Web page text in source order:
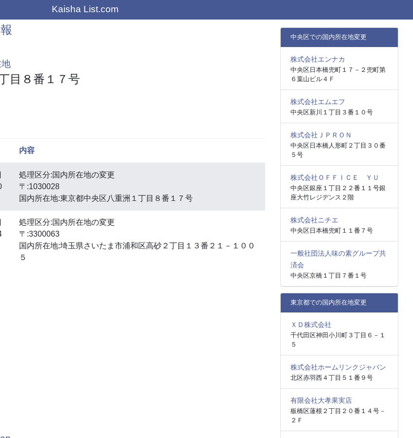
Kaisha List.com
目８番１７号
内容
処理区分:国内所在地の変更
〒:1030028
国内所在地:東京都中央区八重洲１丁目８番１７号
処理区分:国内所在地の変更
〒:3300063
国内所在地:埼玉県さいたま市浦和区高砂２丁目１３番２１－１００
５
中央区での国内所在地変更
株式会社エンナカ
中央区日本橋兜町１７－２兜町第
６葉山ビル４Ｆ
株式会社エムエフ
中央区新川１丁目３番１０号
株式会社ＪＰＲＯＮ
中央区日本橋人形町２丁目３０番
５号
株式会社ＯＦＦＩＣＥ ＹＵ
中央区銀座１丁目２２番１１号銀
座大竹レジデンス２階
株式会社ニチエ
中央区日本橋兜町１１番７号
一般社団法人味の素グループ共
済会
中央区京橋１丁目７番１号
東京都での国内所在地変更
ＸＤ株式会社
千代田区神田小川町３丁目６－１
５
株式会社ホームリンクジャパン
北区赤羽西４丁目５１番９号
有限会社大孝果実店
板橋区蓮根２丁目２０番１４号－
２Ｆ